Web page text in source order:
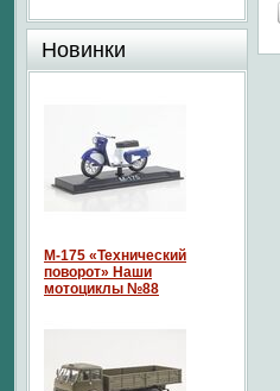
Новинки
М-175 «Технический
поворот» Наши
мотоциклы №88